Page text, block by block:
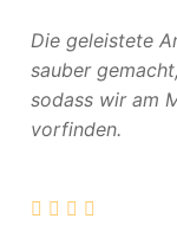
Die geleistete
sauber
sodass wir am
vorfinden.